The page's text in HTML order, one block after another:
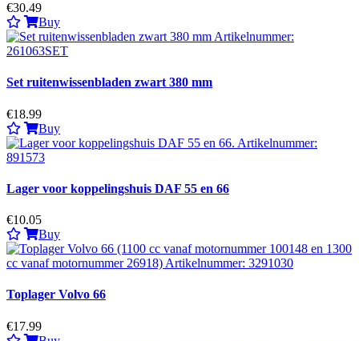
€30.49
Buy
Set ruitenwissenbladen zwart 380 mm
€18.99
Buy
Lager voor koppelingshuis DAF 55 en 66
€10.05
Buy
Toplager Volvo 66
€17.99